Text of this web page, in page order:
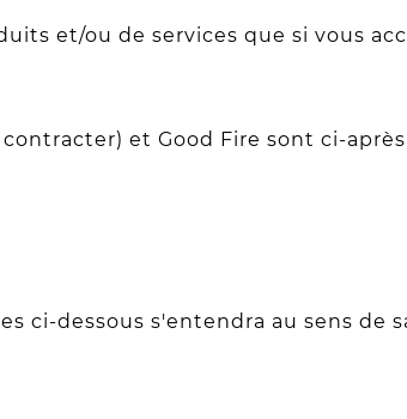
et/ou de services que si vous
et Good Fire sont ci-
ci-dessous s'entendra au sens de